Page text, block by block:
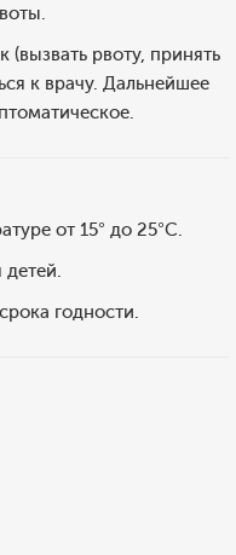
(вызвать рвоту, принять
к врачу. Дальнейшее
от 15° до 25°С.
детей.
годности.